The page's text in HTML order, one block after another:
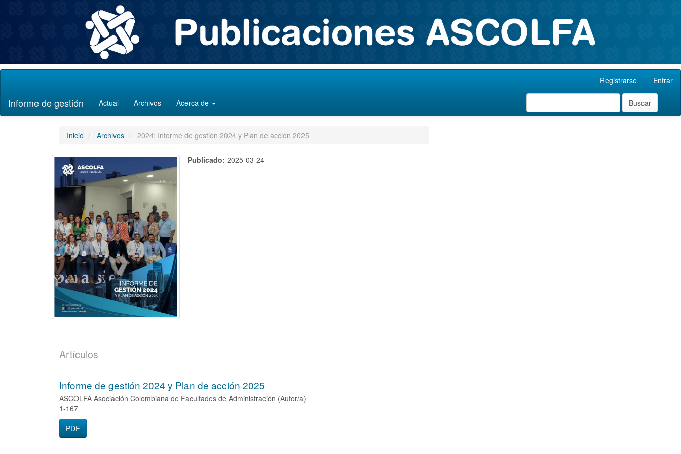
principal
Barra
Registrarse Entrar
Informe de gestión Actual Archivos Acerca de Buscar
Inicio Archivos 2024: Informe de gestión 2024 y Plan de acción 2025
Publicado:2025-03-24
Artículos
Informe de gestión 2024 y Plan de acción 2025
ASCOLFA Asociación Colombiana de Facultades de Administración (Autor/a)
1-167
PDF